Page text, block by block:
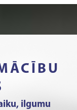
ilgumu